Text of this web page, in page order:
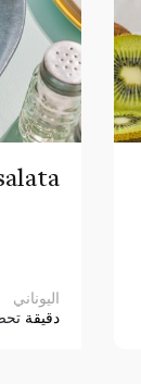
اليوناني
دقيقة